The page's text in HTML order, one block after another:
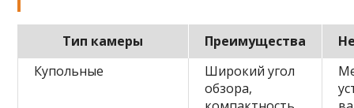
Тип камеры Преимущества
Купольные
Широкий угол
обзора,